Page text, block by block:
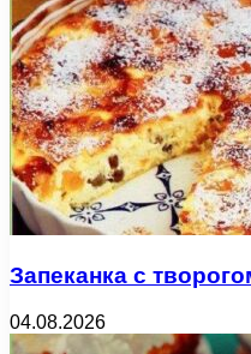
Запеканка с
04.08.2026